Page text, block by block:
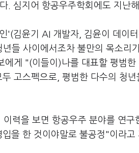
. 심지어 항공우주학회에도 지난
'(김윤기 AI 개발자, 김윤이 데이
들 사이에서조차 불만의 목소리
에게 "(이들이)나를 대표할 평범
고스펙으로, 평범한 다수의 청
력을 보면 항공우주 분야를 연
을 한 것이야말로 불공정"이라고